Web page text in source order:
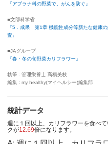
『アブラナ科の野菜で、がんを防ぐ』
■文部科学省
『5．成果 第1章 機能性成分等新たな健康
査』
■JAグループ
『春・冬の旬野菜カリフラワー』
執筆 : 管理栄養士 高橋美枝
編集 : my healthy(マイヘルシー)編集部
統計データ
週に１回以上、カリフラワーを食べ
クが12.69倍になります。